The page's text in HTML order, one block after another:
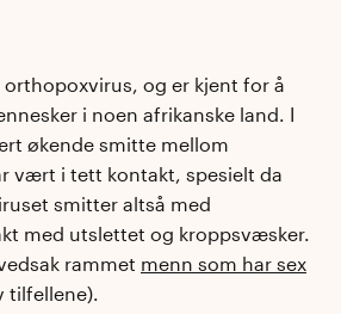
orthopoxvirus, og er kjent for å
i noen afrikanske land. I
økende smitte mellom
vært i tett kontakt, spesielt da
smitter altså med
med utslettet og kroppsvæsker.
rammet menn som har sex
tilfellene).